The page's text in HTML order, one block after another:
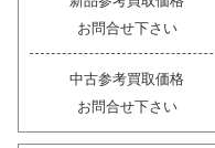
お問合せ下さい
中古参考買取価格
お問合せ下さい